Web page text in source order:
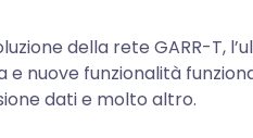
della rete GARR-T,
nuove funzionalità
dati e molto altro.